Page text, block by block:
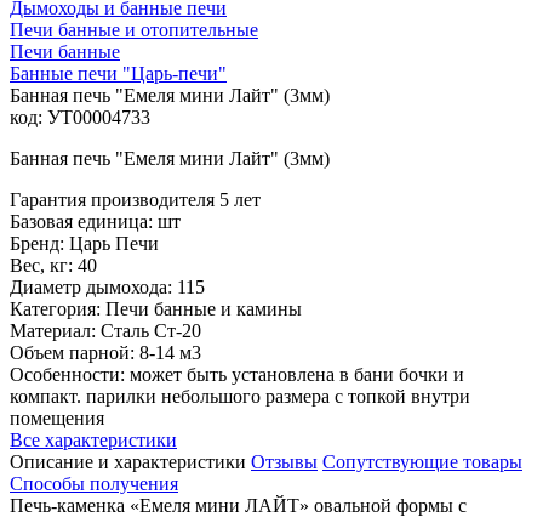
Дымоходы и банные печи
Печи банные и отопительные
Печи банные
Банные печи "Царь-печи"
Банная печь "Емеля мини Лайт" (3мм)
код: УТ00004733
Банная печь "Емеля мини Лайт" (3мм)
Гарантия производителя 5 лет
Базовая единица: шт
Бренд: Царь Печи
Вес, кг: 40
Диаметр дымохода: 115
Категория: Печи банные и камины
Материал: Сталь Ст-20
Объем парной: 8-14 м3
Особенности: может быть установлена в бани бочки и
компакт. парилки небольшого размера с топкой внутри
помещения
Все характеристики
Описание и характеристики Отзывы Сопутствующие товары
Способы получения
Печь-каменка «Емеля мини ЛАЙТ» овальной формы с